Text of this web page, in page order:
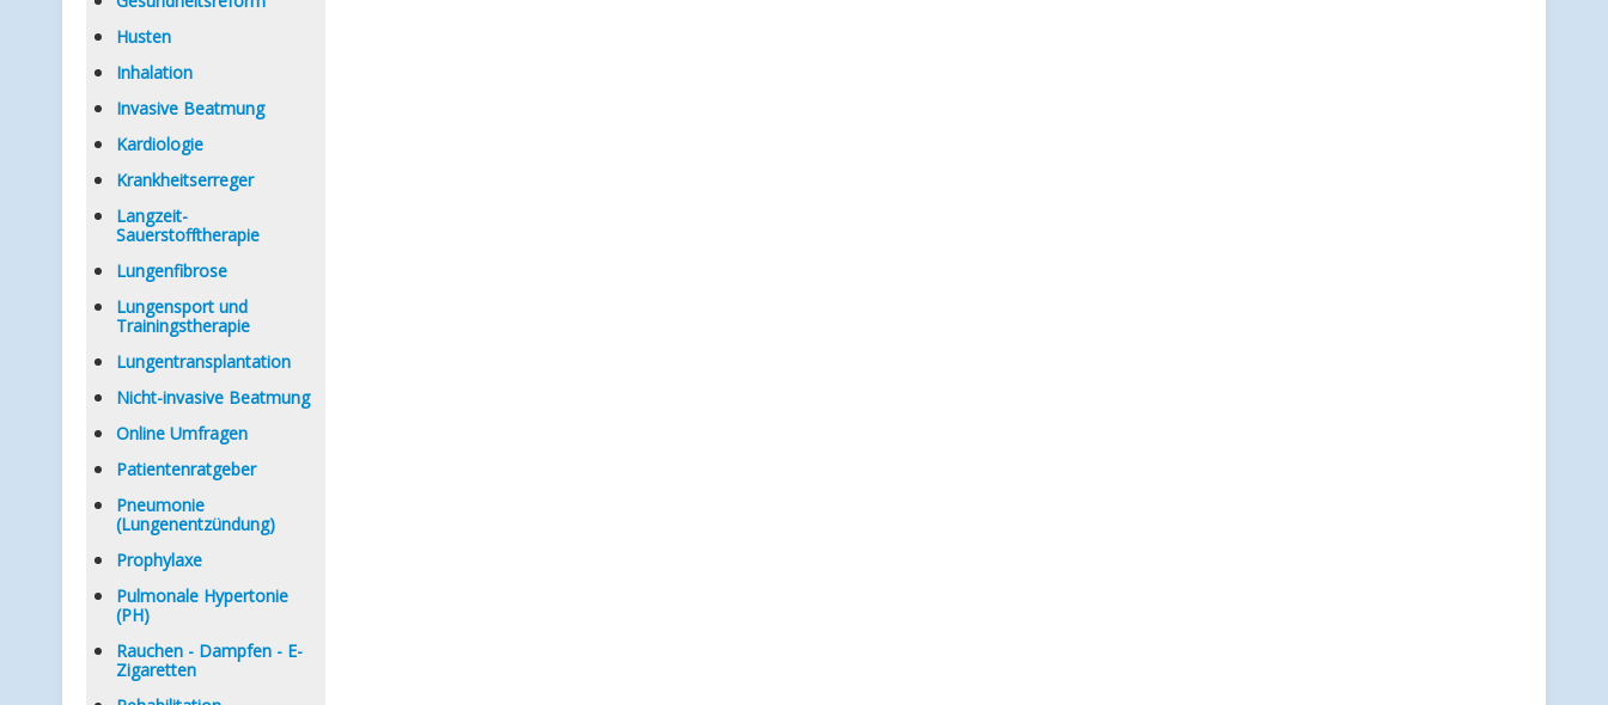
Husten
Inhalation
Invasive Beatmung
Kardiologie
Krankheitserreger
Langzeit-
Sauerstofftherapie
Lungenfibrose
Lungensport und
Trainingstherapie
Lungentransplantation
Nicht-invasive Beatmung
Online Umfragen
Patientenratgeber
Pneumonie
(Lungenentzündung)
Prophylaxe
Pulmonale Hypertonie
(PH)
Rauchen - Dampfen - E-
Zigaretten